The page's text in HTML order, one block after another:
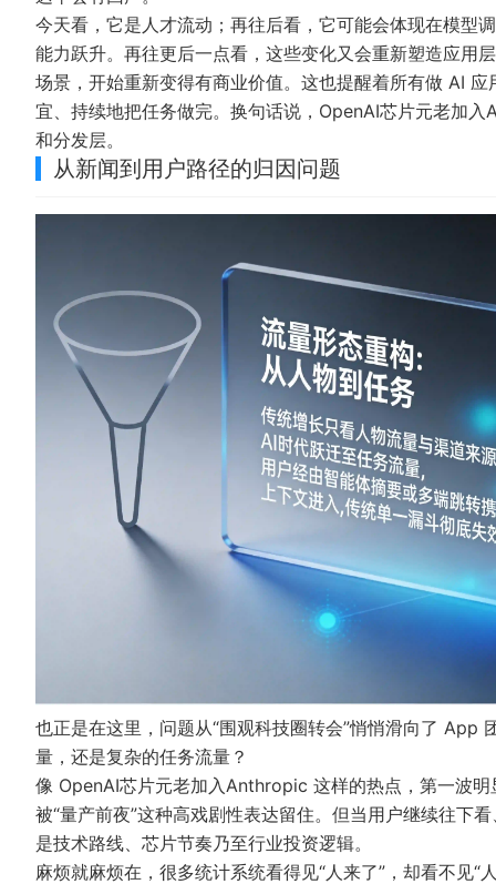
今天看，它是人才流动；再往后看，它可能会体现在模型
能力跃升。再往更后一点看，这些变化又会重新塑造应用
场景，开始重新变得有商业价值。这也提醒着所有做 AI
宜、持续地把任务做完。换句话说，OpenAI芯片元老加
和分发层。
从新闻到用户路径的归因问题
也正是在这里，问题从“围观科技圈转会”悄悄滑向了 App
量，还是复杂的任务流量？
像 OpenAI芯片元老加入Anthropic 这样的热点，第一波
被“量产前夜”这种高戏剧性表达留住。但当用户继续往下
是技术路线、芯片节奏乃至行业投资逻辑。
麻烦就麻烦在，很多统计系统看得见“人来了”，却看不见